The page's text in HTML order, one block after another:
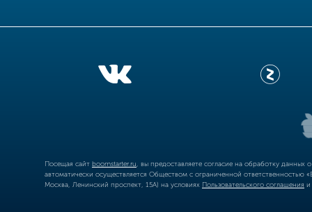
Посещая сайт boomstarter.ru , вы предоставляете согласие на обработку
автоматически осуществляется Обществом с ограниченной
Москва, Ленинский проспект, 15А) на условиях Пользовательского соглашения и